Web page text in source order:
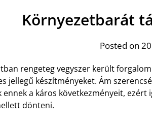
Környezetbarát
Posted on
rengeteg vegyszer került
jellegű készítményeket. Ám
a káros következményeit, ezért
dönteni.